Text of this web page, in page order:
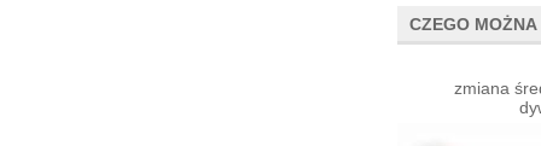
CZEGO
zmiana